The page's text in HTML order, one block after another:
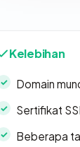
Kelebihan
Domain
Sertifikat
Beberapa